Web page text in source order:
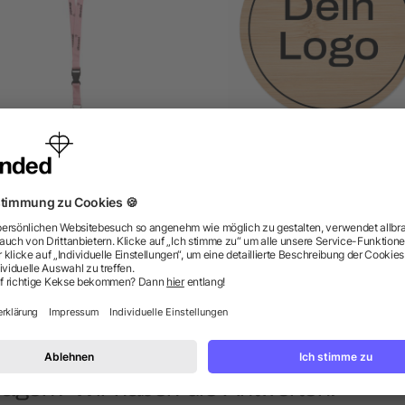
Bambus Lanyard
ab 0,31 € ab 0,26 €
Wir haben die Antworten.